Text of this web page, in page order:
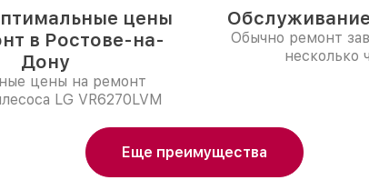
цены
в Ростове-на-
Дону
цены на ремонт
LG VR6270LVM
Обычно ремонт
несколько
Еще преимущества